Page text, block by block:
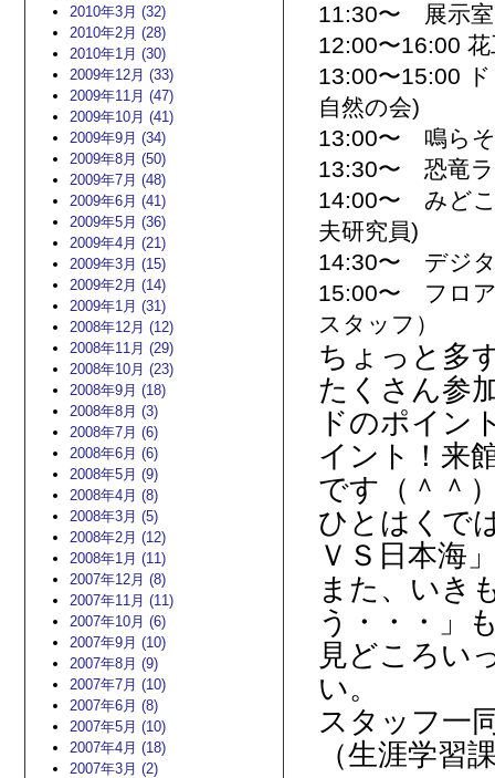
2010年3月 (32)
2010年2月 (28)
2010年1月 (30)
2009年12月 (33)
2009年11月 (47)
2009年10月 (41)
2009年9月 (34)
2009年8月 (50)
2009年7月 (48)
2009年6月 (41)
2009年5月 (36)
2009年4月 (21)
2009年3月 (15)
2009年2月 (14)
2009年1月 (31)
2008年12月 (12)
2008年11月 (29)
2008年10月 (23)
2008年9月 (18)
2008年8月 (3)
2008年7月 (6)
2008年6月 (6)
2008年5月 (9)
2008年4月 (8)
2008年3月 (5)
2008年2月 (12)
2008年1月 (11)
2007年12月 (8)
2007年11月 (11)
2007年10月 (6)
2007年9月 (10)
2007年8月 (9)
2007年7月 (10)
2007年6月 (8)
2007年5月 (10)
2007年4月 (18)
2007年3月 (2)
11:30〜 展示室
12:00〜16:00
13:00〜15:00
自然の会)
13:00〜 鳴らそ
13:30〜 恐竜ラ
14:00〜 みどこ
夫研究員)
14:30〜 デジ
15:00〜 フロア
スタッフ）
ちょっと多
たくさん参
ドのポイン
イント！来
です（＾＾
ひとはくで
ＶＳ日本海
また、いき
う・・・」
見どころい
い。
スタッフ一
（生涯学